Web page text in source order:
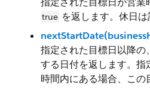
true を返します。休日は
指定された目標日以降
する日付を返します。指
時間内にある場合、この